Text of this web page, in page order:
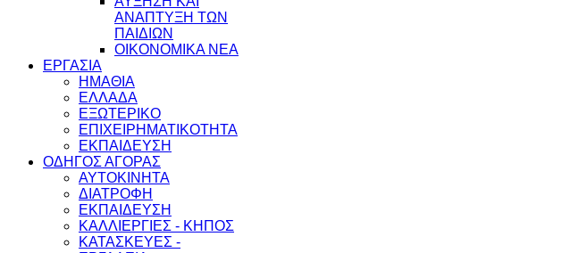
ΑΝΑΠΤΥΞΗ ΤΩΝ
ΠΑΙΔΙΩΝ
ΟΙΚΟΝΟΜΙΚΑ ΝΕΑ
ΕΡΓΑΣΙΑ
ΗΜΑΘΙΑ
ΕΛΛΑΔΑ
ΕΞΩΤΕΡΙΚΟ
ΕΠΙΧΕΙΡΗΜΑΤΙΚΟΤΗΤΑ
ΕΚΠΑΙΔΕΥΣΗ
ΟΔΗΓΟΣ ΑΓΟΡΑΣ
ΑΥΤΟΚΙΝΗΤΑ
ΔΙΑΤΡΟΦΗ
ΕΚΠΑΙΔΕΥΣΗ
ΚΑΛΛΙΕΡΓΙΕΣ - ΚΗΠΟΣ
ΚΑΤΑΣΚΕΥΕΣ -